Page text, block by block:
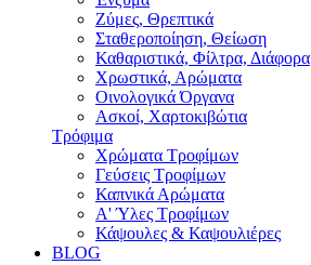
Ζύμες, Θρεπτικά
Σταθεροποίηση, Θείωση
Καθαριστικά, Φίλτρα, Διάφορα
Χρωστικά, Αρώματα
Οινολογικά Όργανα
Ασκοί, Χαρτοκιβώτια
Τρόφιμα
Χρώματα Τροφίμων
Γεύσεις Τροφίμων
Καπνικά Αρώματα
A' Ύλες Τροφίμων
Κάψουλες & Καψουλιέρες
BLOG